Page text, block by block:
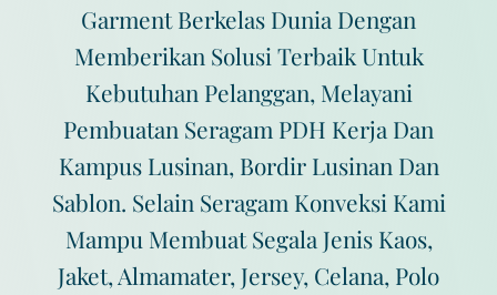
Garment Berkelas Dunia Dengan
Memberikan Solusi Terbaik Untuk
Kebutuhan Pelanggan, Melayani
Pembuatan Seragam PDH Kerja Dan
Kampus Lusinan, Bordir Lusinan Dan
Sablon. Selain Seragam Konveksi Kami
Mampu Membuat Segala Jenis Kaos,
Jaket, Almamater, Jersey, Celana, Polo